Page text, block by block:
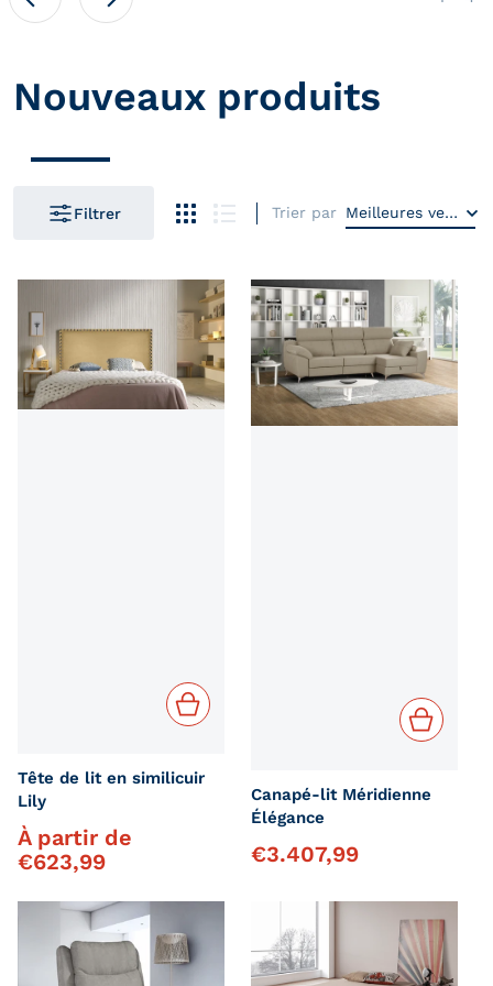
Nouveaux produits
Filtrer Trier par Meilleures ventes
Tête de lit en similicuir
Lily
Prix régulier
À partir de
€623,99
Canapé-lit Méridienne
Élégance
Prix régulier
€3.407,99